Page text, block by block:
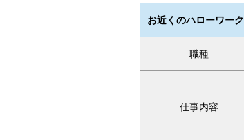
お近くのハローワー
職種
仕事内容